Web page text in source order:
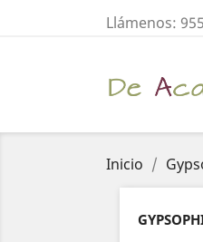
Llámenos:
Inicio